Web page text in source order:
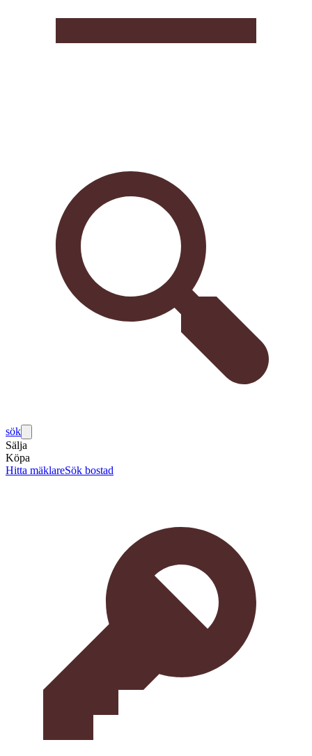
sök
Sälja
Köpa
Hitta mäklareSök bostad